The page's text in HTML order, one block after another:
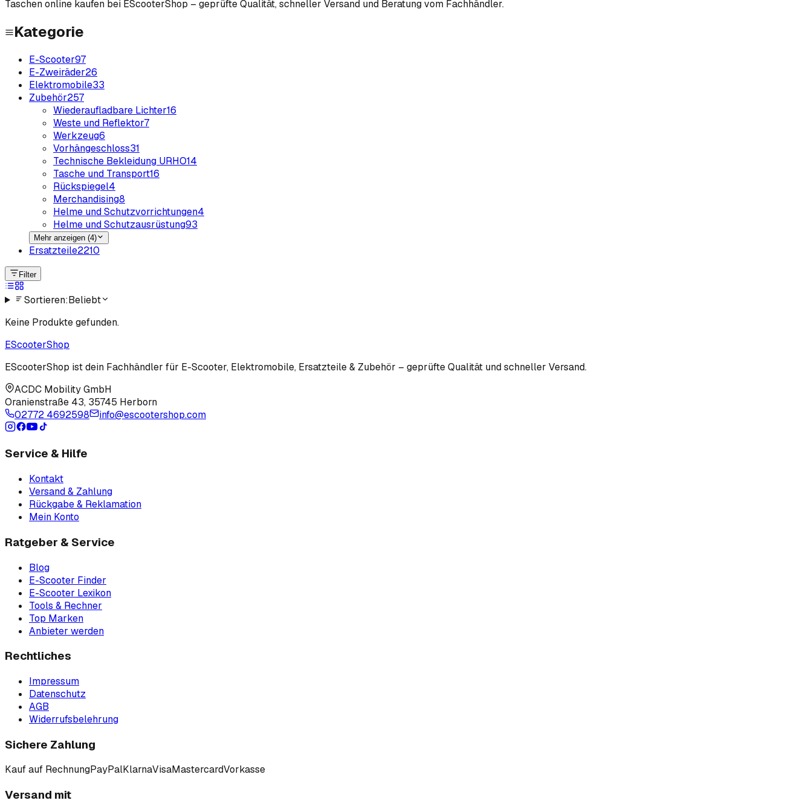
Taschenonline kaufen bei EScooterShop – geprüfte Qualität, schneller Versand und Beratung vom Fachhändler.
Kategorie
E-Scooter97
E-Zweiräder26
Elektromobile33
Zubehör257
Wiederaufladbare Lichter16
Weste und Reflektor7
Werkzeug6
Vorhängeschloss31
Technische Bekleidung URHO14
Tasche und Transport16
Rückspiegel4
Merchandising8
Helme und Schutzvorrichtungen4
Helme und Schutzausrüstung93
Mehr anzeigen (4)
Ersatzteile2210
Filter
Sortieren:Beliebt
Keine Produkte gefunden.
EScooterShop
EScooterShop ist dein Fachhändler für E-Scooter, Elektromobile, Ersatzteile & Zubehör – geprüfte Qualität und schneller Versand.
ACDC Mobility GmbH
Oranienstraße 43, 35745 Herborn
02772 4692598
info@escootershop.com
Service & Hilfe
Kontakt
Versand & Zahlung
Rückgabe & Reklamation
Mein Konto
Ratgeber & Service
Blog
E-Scooter Finder
E-Scooter Lexikon
Tools & Rechner
Top Marken
Anbieter werden
Rechtliches
Impressum
Datenschutz
AGB
Widerrufsbelehrung
Sichere Zahlung
Kauf auf RechnungPayPalKlarnaVisaMastercardVorkasse
Versand mit